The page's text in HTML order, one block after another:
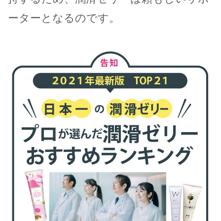
ーターとなるのです。